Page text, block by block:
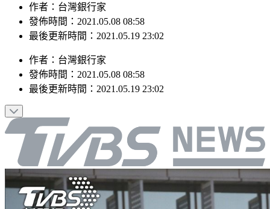
作者：台灣銀行家
發佈時間：2021.05.08 08:58
作者：台灣銀行家
發佈時間：2021.05.08 08:58